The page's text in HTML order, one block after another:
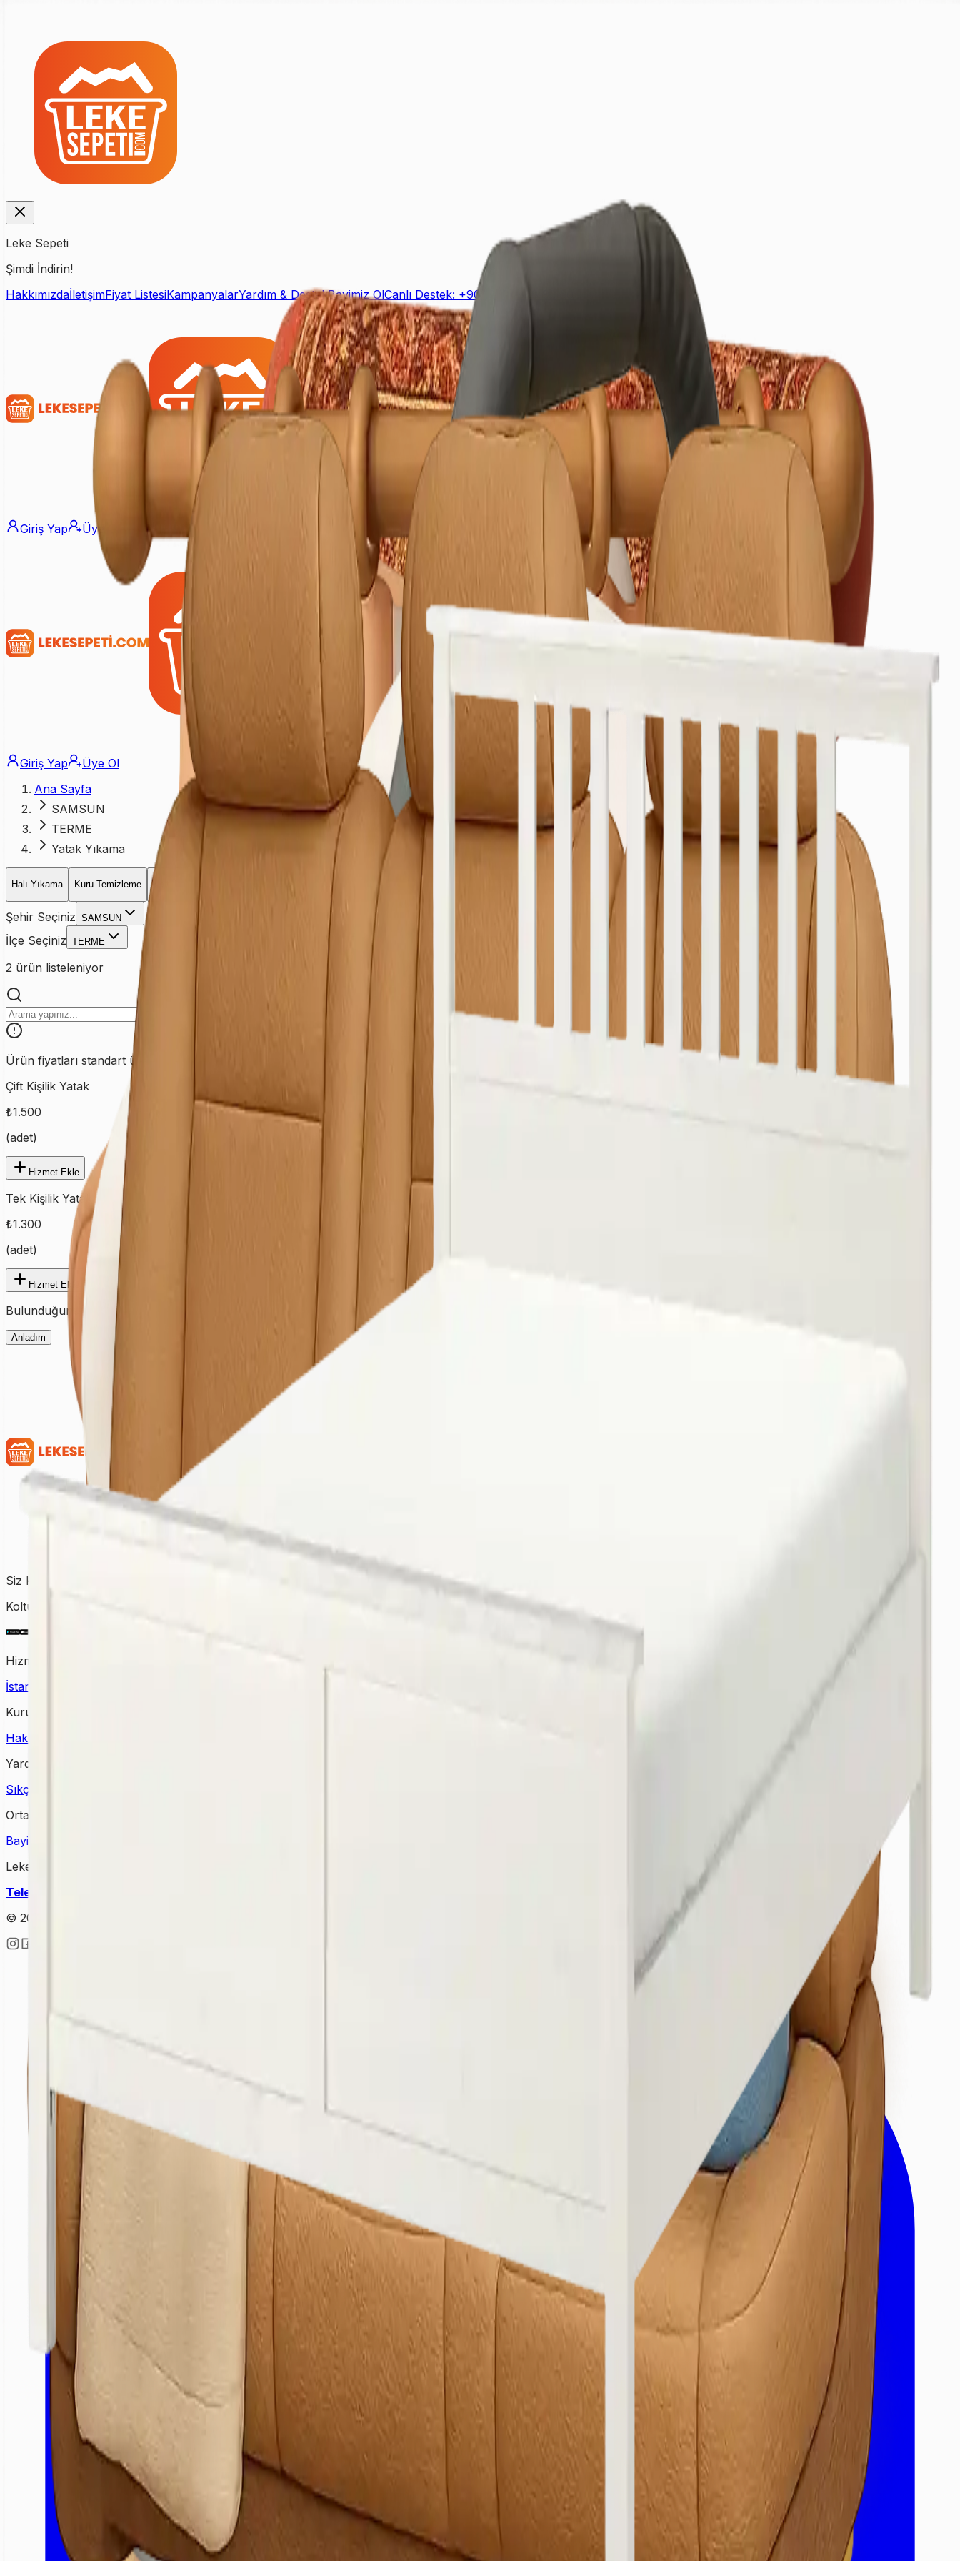
Leke Sepeti
Şimdi İndirin!
HakkımızdaİletişimFiyat ListesiKampanyalarYardım & DestekBayimiz OlCanlı Destek: +90 (850) 888 90 50
Giriş Yap Üye Ol
Giriş Yap
Üye Ol
Ana Sayfa
SAMSUN
TERME
Yatak Yıkama
Halı Yıkama Kuru Temizleme Perde Yıkama Çamaşırhane
Şehir Seçiniz SAMSUN
İlçe Seçiniz TERME
2 ürün listeleniyor
Ürün fiyatları standart ürünler için geçerlidir. Özel ve farklı ürünlerin görsellerini WhatsApp üzerinden iletip fiyat teklifi alabilirsiniz.
Çift Kişilik Yatak
₺1.500
(adet)
Hizmet Ekle
Tek Kişilik Yatak
₺1.300
(adet)
Hizmet Ekle
Bulunduğunuz şehre ait fiyatları görmek için ilk olarak şehir seçimi yapmalısınız. Aksi takdirde farklı şehrin fiyatlarını görerek yanılabilirsiniz.
Anladım
Siz Kirletin, Biz Temizleyelim!
Koltuktan halıya, perdeden yatağa kadar tüm temizlik ihtiyaçlarınızda Lekesepeti.com bir tıkla kapınızda!
Hizmet Verdiğimiz Bölgeler
İstanbul Halı Yıkama
Çorum Halı Yıkama
Kurumsal
Hakkımızda
Yardım & Destek
Sıkça Sorulan Sorular
Ortağımız Olun
Bayimiz Olun
Lekesepeti Temizlik Hizmetleri
Telefon
: Demirtaş Cumhuriyet mh, Bursa Sinpaş GYO Bursa/Osmangazi
© 2025 • Lekesepeti